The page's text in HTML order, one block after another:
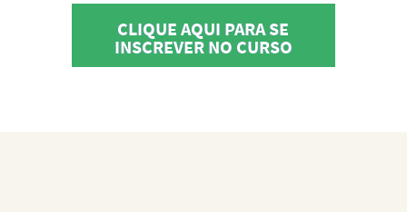
CLIQUE AQUI PARA SE
INSCREVER NO CURSO